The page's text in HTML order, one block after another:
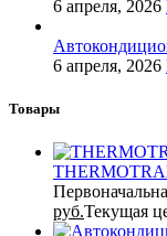
6 апреля, 2026
6 апреля, 2026
Товары
руб.Текущая